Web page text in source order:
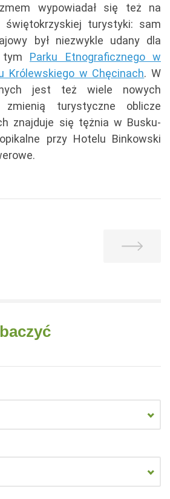
wypowiadał się też na
świętokrzyskiej turystyki: sam
był niezwykle udany dla
Parku Etnograficznego w
Królewskiego w Chęcinach. W
jest też wiele nowych
turystyczne oblicze
znajduje się tężnia w Busku-
przy Hotelu Binkowski